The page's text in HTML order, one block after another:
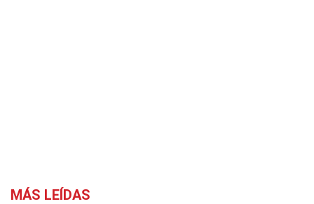
MÁS LEÍDAS